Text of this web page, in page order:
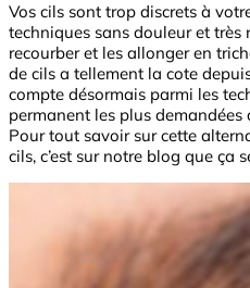
Vos cils sont trop discrets à
techniques sans douleur et très
recourber et les allonger en
de cils a tellement la cote
compte désormais parmi les
permanent les plus demandées
Pour tout savoir sur cette
cils, c’est sur notre blog que ça